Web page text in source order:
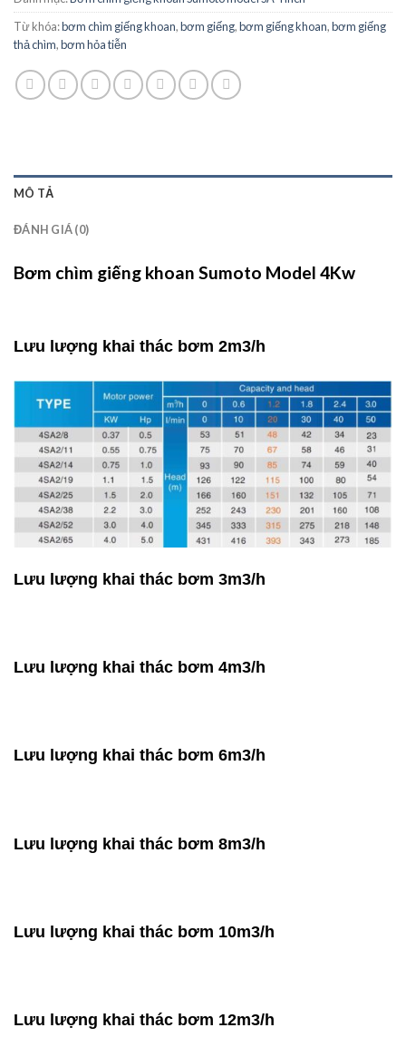
Từ khóa:bơm chìm giếng khoan,bơm giếng,bơm giếng khoan,bơm giếng
thả chìm,bơm hỏa tiễn
MÔ TẢ
ĐÁNH GIÁ (0)
Bơm chìm giếng khoan Sumoto Model 4Kw
Lưu lượng khai thác bơm 2m3/h
Lưu lượng khai thác bơm 3m3/h
Lưu lượng khai thác bơm 4m3/h
Lưu lượng khai thác bơm 6m3/h
Lưu lượng khai thác bơm 8m3/h
Lưu lượng khai thác bơm 10m3/h
Lưu lượng khai thác bơm 12m3/h